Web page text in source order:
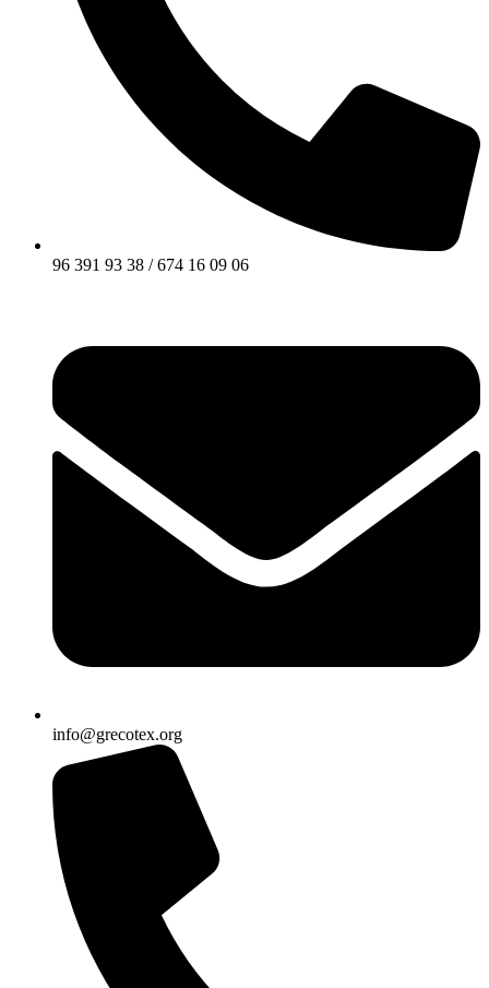
96 391 93 38 / 674 16 09 06
info@grecotex.org